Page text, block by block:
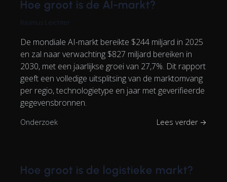
Hoe groot is de AI-markt?
Rasmus Leichter
De mondiale AI-markt bereikte $244 miljard in 2025
en zal naar verwachting $827 miljard bereiken in
2030, met een jaarlijkse groei van 27,7%. Dit rapport
geeft een volledige uitsplitsing van de marktomvang
per regio, technologietype en jaar met geverifieerde
gegevensbronnen.
Onderzoek Lees verder →
Hoe groot is de logistieke markt?